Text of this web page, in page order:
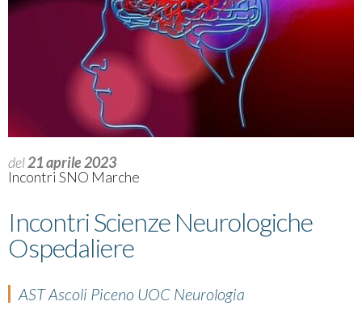
del21 aprile 2023
Incontri SNO Marche
Incontri Scienze Neurologiche
Ospedaliere
AST Ascoli Piceno UOC Neurologia